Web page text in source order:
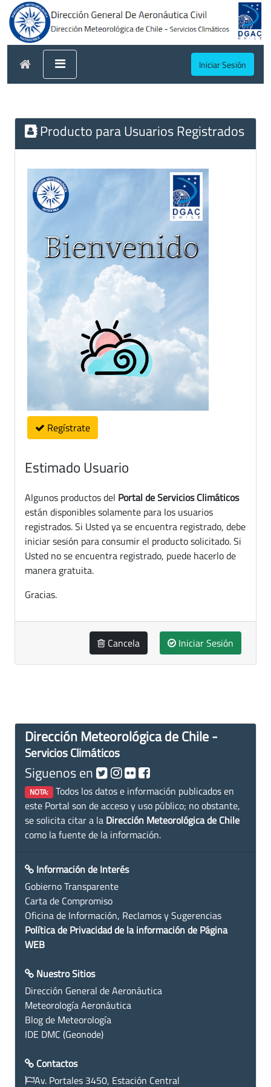
Iniciar Sesión
Producto para Usuarios Registrados
Regístrate
Estimado Usuario
Algunos productos del Portal de Servicios Climáticos
están disponibles solamente para los usuarios
registrados. Si Usted ya se encuentra registrado, debe
iniciar sesión para consumir el producto solicitado. Si
Usted no se encuentra registrado, puede hacerlo de
manera gratuita.
Gracias.
Cancela Iniciar Sesión
Dirección Meteorológica de Chile -
Servicios Climáticos
Siguenos en
NOTA: Todos los datos e información publicados en
este Portal son de acceso y uso público; no obstante,
se solicita citar a la Dirección Meteorológica de Chile
como la fuente de la información.
Información de Interés
Gobierno Transparente
Carta de Compromiso
Oficina de Información, Reclamos y Sugerencias
Política de Privacidad de la información de Página
WEB
Nuestro Sitios
Dirección General de Aeronáutica
Meteorología Aeronáutica
Blog de Meteorología
IDE DMC (Geonode)
Contactos
Av. Portales 3450, Estación Central